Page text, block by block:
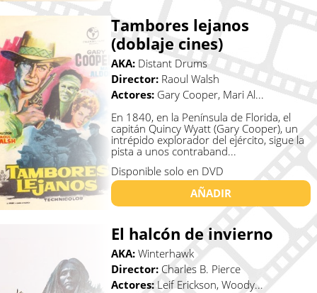
Tambores lejanos
(doblaje cines)
AKA: Distant Drums
Director: Raoul Walsh
Actores: Gary Cooper, Mari Al...
En 1840, en la Península de Florida, el
capitán Quincy Wyatt (Gary Cooper), un
intrépido explorador del ejército, sigue la
pista a unos contraband...
Disponible solo en DVD
AÑADIR
El halcón de invierno
AKA: Winterhawk
Director: Charles B. Pierce
Actores: Leif Erickson, Woody...